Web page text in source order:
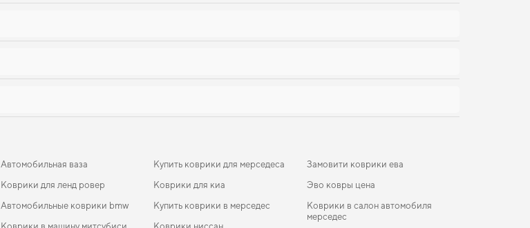
Автомобильная ваза
Коврики для ленд ровер
Автомобильные коврики bmw
Купить коврики для мерседеса
Коврики для киа
Купить коврики в мерседес
Замовити коврики ева
Эво ковры цена
Коврики в салон автомобиля
мерседес